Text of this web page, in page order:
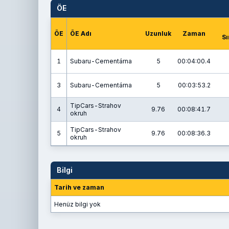
ÖE
ÖE ÖE Adı Uzunluk Zaman
1 Subaru-Cementárna 5 00:04:00.4
3 Subaru-Cementárna 5 00:03:53.2
4
TipCars-Strahov
okruh
9.76 00:08:41.7
5
TipCars-Strahov
okruh
9.76 00:08:36.3
Bilgi
Tarih ve zaman
Henüz bilgi yok